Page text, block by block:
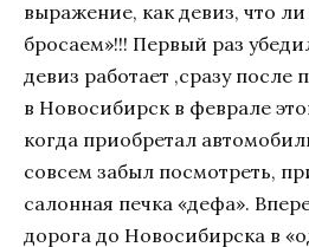
выражение, как девиз, что
бросаем»!!! Первый раз
девиз работает ,сразу после
в Новосибирск в феврале
когда приобретал
совсем забыл посмотреть,
салонная печка «дефа».
дорога до Новосибирска в